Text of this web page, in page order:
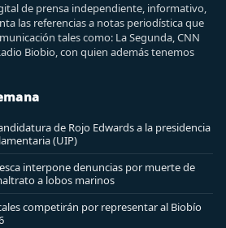
de prensa independiente, informativo,
las referencias a notas periodística que
tales como: La Segunda, CNN
Biobio, con quien además tenemos
de Rojo Edwards a la presidencia
(UIP)
interpone denuncias por muerte de
a lobos marinos
competirán por representar al Biobío